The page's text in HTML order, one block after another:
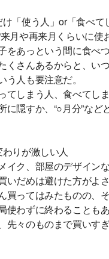
け「使う人」or「食べて
月や再来月くらいに使
をあっという間に食べ
くさんあるからと、い
う人も要注意だ。
てしまう人、食べてし
に隠すか、“○月分”など
わりが激しい人
イク、部屋のデザイン
いだめは避けた方がよ
買ってはみたものの、
使わずに終わることも
先々のものまで買いす